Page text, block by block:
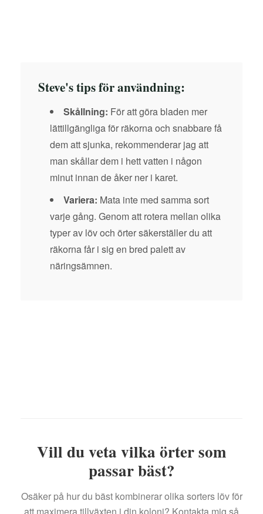
Steve's tips för användning:
Skållning: För att göra bladen mer
lättillgängliga för räkorna och snabbare få
dem att sjunka, rekommenderar jag att
man skållar dem i hett vatten i någon
minut innan de åker ner i karet.
Variera: Mata inte med samma sort
varje gång. Genom att rotera mellan olika
typer av löv och örter säkerställer du att
räkorna får i sig en bred palett av
näringsämnen.
Vill du veta vilka örter som
passar bäst?
Osäker på hur du bäst kombinerar olika sorters löv för
att maximera tillväxten i din koloni? Kontakta mig så